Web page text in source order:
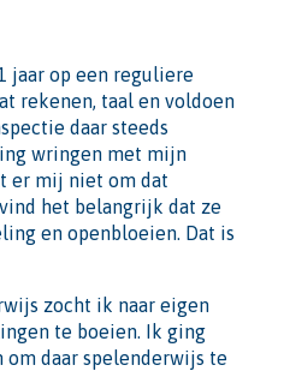
jaar op een reguliere
rekenen, taal en voldoen
daar steeds
wringen met mijn
er mij niet om dat
het belangrijk dat ze
en openbloeien. Dat is
zocht ik naar eigen
te boeien. Ik ging
daar spelenderwijs te